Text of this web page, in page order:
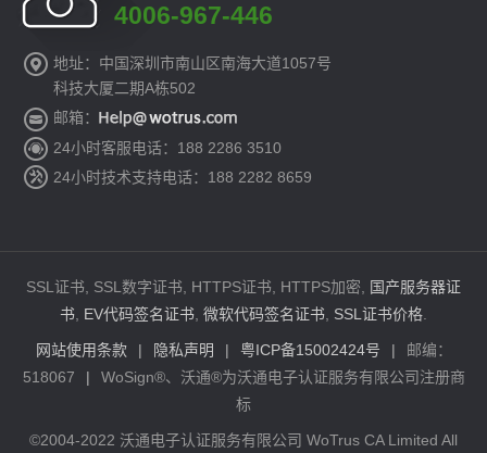
4006-967-446
地址：中国深圳市南山区南海大道1057号
科技大厦二期A栋502
邮箱：
24小时客服电话：188 2286 3510
24小时技术支持电话：188 2282 8659
SSL证书, SSL数字证书, HTTPS证书, HTTPS加密,
国产服务器证
书 EV代码签名证书 微软代码签名证书 SSL证书价格
网站使用条款 | 隐私声明 | 粤ICP备15002424号 |
邮编：
518067
|
WoSign®、沃通®为沃通电子认证服务有限公司注册商
标
©2004-2022 沃通电子认证服务有限公司 WoTrus CA Limited All